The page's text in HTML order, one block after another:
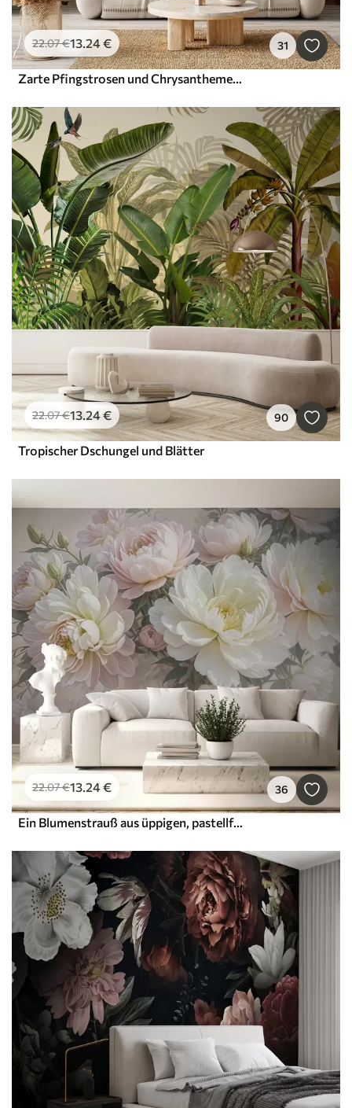
22.07€13.24€ 31
Zarte Pfingstrosen und Chrysanthemen in Pastelltönen
22.07€13.24€ 90
Tropischer Dschungel und Blätter
22.07€13.24€ 36
Ein Blumenstrauß aus üppigen, pastellfarbenen Pfingstrosen und anderen Blumen vor einem weichen, unscharfen Hintergrund